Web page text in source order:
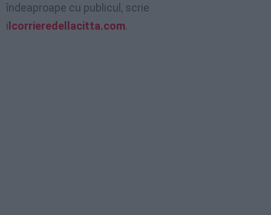
îndeaproape cu publicul, scrie
i lcorrieredellacitta.com.